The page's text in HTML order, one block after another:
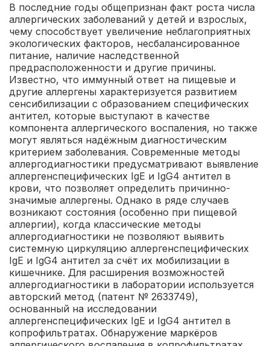
В последние годы общепризнан факт роста числа
аллергических заболеваний у детей и взрослых,
чему способствует увеличение неблагоприятных
экологических факторов, несбалансированное
питание, наличие наследственной
предрасположенности и другие причины.
Известно, что иммунный ответ на пищевые и
другие аллергены характеризуется развитием
сенсибилизации с образованием специфических
антител, которые выступают в качестве
компонента аллергического воспаления, но также
могут являться надёжным диагностическим
критерием заболевания. Современные методы
аллергодиагностики предусматривают выявление
аллергенспецифических IgЕ и IgG4 антител в
крови, что позволяет определить причинно-
значимые аллергены. Однако в ряде случаев
возникают состояния (особенно при пищевой
аллергии), когда классические методы
аллергодиагностики не позволяют выявить
системную циркуляцию аллергенспецифических
IgE и IgG4 антител за счёт их мобилизации в
кишечнике. Для расширения возможностей
аллергодиагностики в лаборатории используется
авторский метод (патент № 2633749),
основанный на исследовании
аллергенспецифических IgE и IgG4 антител в
копрофильтратах. Обнаружение маркёров